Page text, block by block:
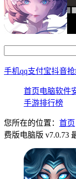
手机qq支付宝抖音
首页电脑软件
手游排行榜
您所在的位置： 首页
费版电脑版 v7.0.73